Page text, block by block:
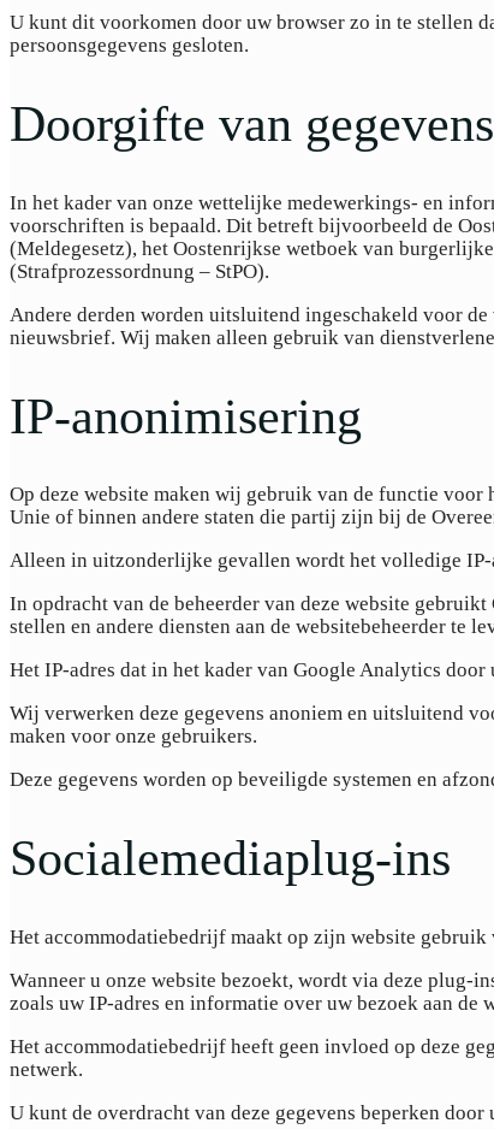
U kunt dit voorkomen door uw browser zo in te stellen
persoonsgegevens gesloten.
Doorgifte van
In het kader van onze wettelijke medewerkings- en
voorschriften is bepaald. Dit betreft bijvoorbeeld de
(Meldegesetz), het Oostenrijkse wetboek van
(Strafprozessordnung – StPO).
Andere derden worden uitsluitend ingeschakeld voor
nieuwsbrief. Wij maken alleen gebruik van
IP-anonimisering
Op deze website maken wij gebruik van de functie
Unie of binnen andere staten die partij zijn bij de
Alleen in uitzonderlijke gevallen wordt het volledige IP-
In opdracht van de beheerder van deze website
stellen en andere diensten aan de websitebeheerder te
Het IP-adres dat in het kader van Google Analytics
Wij verwerken deze gegevens anoniem en uitsluitend
maken voor onze gebruikers.
Deze gegevens worden op beveiligde systemen en
Socialemediaplug-ins
Het accommodatiebedrijf maakt op zijn website
Wanneer u onze website bezoekt, wordt via deze plug-
zoals uw IP-adres en informatie over uw bezoek aan de
Het accommodatiebedrijf heeft geen invloed op deze
netwerk.
U kunt de overdracht van deze gegevens beperken